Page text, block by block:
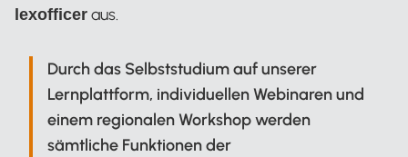
lexofficer aus.
Durch das Selbststudium auf unserer
Lernplattform, individuellen Webinaren und
einem regionalen Workshop werden
sämtliche Funktionen der